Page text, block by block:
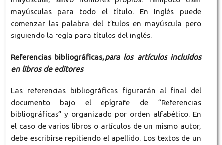
mayúsculas para todo el título. En Inglés puede
comenzar las palabra del títulos en mayúscula pero
siguiendo la regla para títulos del inglés.
Referencias bibliográficas,para los artículos incluidos
en libros de editores
Las referencias bibliográficas figurarán al final del
documento bajo el epígrafe de “Referencias
bibliográficas” y organizado por orden alfabético. En
el caso de varios libros o artículos de un mismo autor,
debe escribirse repitiendo el apellido. Los textos de un